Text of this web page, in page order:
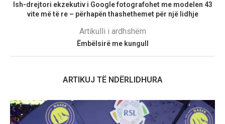
Ish-drejtori ekzekutiv i Google fotografohet me modelen 43
vite më të re – përhapën thashethemet për një lidhje
Artikulli i ardhshëm
Ëmbëlsirë me kungull
ARTIKUJ TË NDËRLIDHURA